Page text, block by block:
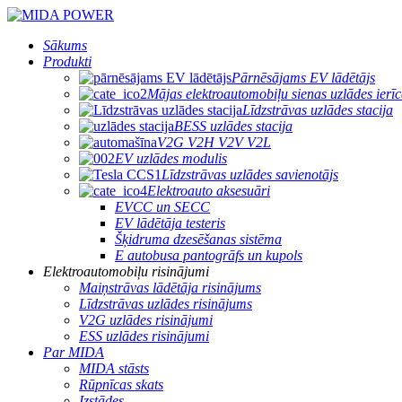
Sākums
Produkti
Pārnēsājams EV lādētājs
Mājas elektroautomobiļu sienas uzlādes
Līdzstrāvas uzlādes stacija
BESS uzlādes stacija
V2G V2H V2V V2L
EV uzlādes modulis
Līdzstrāvas uzlādes savienotājs
Elektroauto aksesuāri
EVCC un SECC
EV lādētāja testeris
Šķidruma dzesēšanas sistēma
E autobusa pantogrāfs un kupols
Elektroautomobiļu risinājumi
Maiņstrāvas lādētāja risinājums
Līdzstrāvas uzlādes risinājums
V2G uzlādes risinājumi
ESS uzlādes risinājumi
Par MIDA
MIDA stāsts
Rūpnīcas skats